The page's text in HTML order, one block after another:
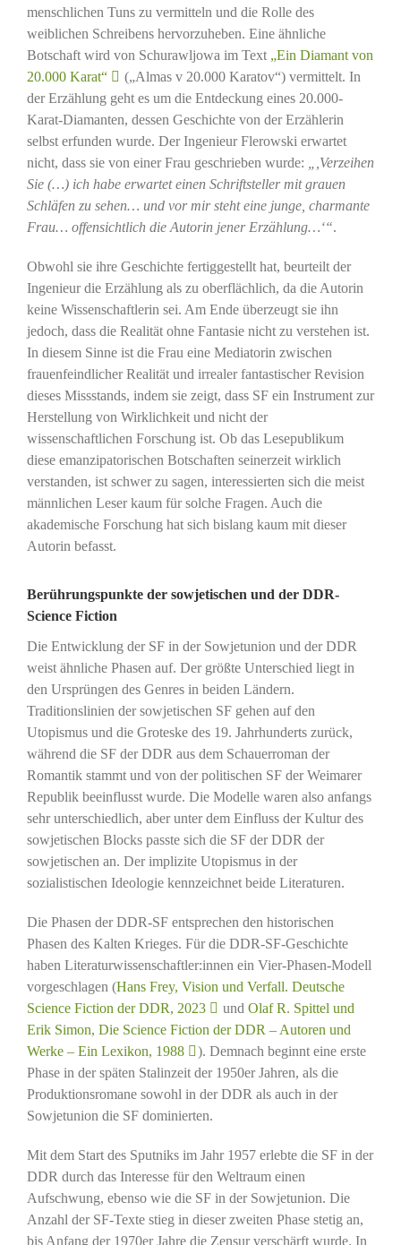
menschlichen Tuns zu vermitteln und die Rolle des
weiblichen Schreibens hervorzuheben. Eine ähnliche
Botschaft wird von Schurawljowa im Text„Ein Diamant von
20.000 Karat“
(„Almas v 20.000 Karatov“) vermittelt. In
der Erzählung geht es um die Entdeckung eines 20.000-
Karat-Diamanten, dessen Geschichte von der Erzählerin
selbst erfunden wurde. Der Ingenieur Flerowski erwartet
nicht, dass sie von einer Frau geschrieben wurde:
„,Verzeihen
Sie (…) ich habe erwartet einen Schriftsteller mit grauen
Schläfen zu sehen… und vor mir steht eine junge, charmante
Frau… offensichtlich die Autorin jener Erzählung…‘“.
Obwohl sie ihre Geschichte fertiggestellt hat, beurteilt der
Ingenieur die Erzählung als zu oberflächlich, da die Autorin
keine Wissenschaftlerin sei. Am Ende überzeugt sie ihn
jedoch, dass die Realität ohne Fantasie nicht zu verstehen ist.
In diesem Sinne ist die Frau eine Mediatorin zwischen
frauenfeindlicher Realität und irrealer fantastischer Revision
dieses Missstands, indem sie zeigt, dass SF ein Instrument zur
Herstellung von Wirklichkeit und nicht der
wissenschaftlichen Forschung ist. Ob das Lesepublikum
diese emanzipatorischen Botschaften seinerzeit wirklich
verstanden, ist schwer zu sagen, interessierten sich die meist
männlichen Leser kaum für solche Fragen. Auch die
akademische Forschung hat sich bislang kaum mit dieser
Autorin befasst.
Berührungspunkte der sowjetischen und der DDR-
Science Fiction
Die Entwicklung der SF in der Sowjetunion und der DDR
weist ähnliche Phasen auf. Der größte Unterschied liegt in
den Ursprüngen des Genres in beiden Ländern.
Traditionslinien der sowjetischen SF gehen auf den
Utopismus und die Groteske des 19. Jahrhunderts zurück,
während die SF der DDR aus dem Schauerroman der
Romantik stammt und von der politischen SF der Weimarer
Republik beeinflusst wurde. Die Modelle waren also anfangs
sehr unterschiedlich, aber unter dem Einfluss der Kultur des
sowjetischen Blocks passte sich die SF der DDR der
sowjetischen an. Der implizite Utopismus in der
sozialistischen Ideologie kennzeichnet beide Literaturen.
Die Phasen der DDR-SF entsprechen den historischen
Phasen des Kalten Krieges. Für die DDR-SF-Geschichte
haben Literaturwissenschaftler:innen ein Vier-Phasen-Modell
vorgeschlagen (Hans Frey, Vision und Verfall. Deutsche
Science Fiction der DDR, 2023
und Olaf R. Spittel und
Erik Simon, Die Science Fiction der DDR – Autoren und
Werke – Ein Lexikon, 1988
). Demnach beginnt eine erste
Phase in der späten Stalinzeit der 1950er Jahren, als die
Produktionsromane sowohl in der DDR als auch in der
Sowjetunion die SF dominierten.
Mit dem Start des Sputniks im Jahr 1957 erlebte die SF in der
DDR durch das Interesse für den Weltraum einen
Aufschwung, ebenso wie die SF in der Sowjetunion. Die
Anzahl der SF-Texte stieg in dieser zweiten Phase stetig an,
bis Anfang der 1970er Jahre die Zensur verschärft wurde. In